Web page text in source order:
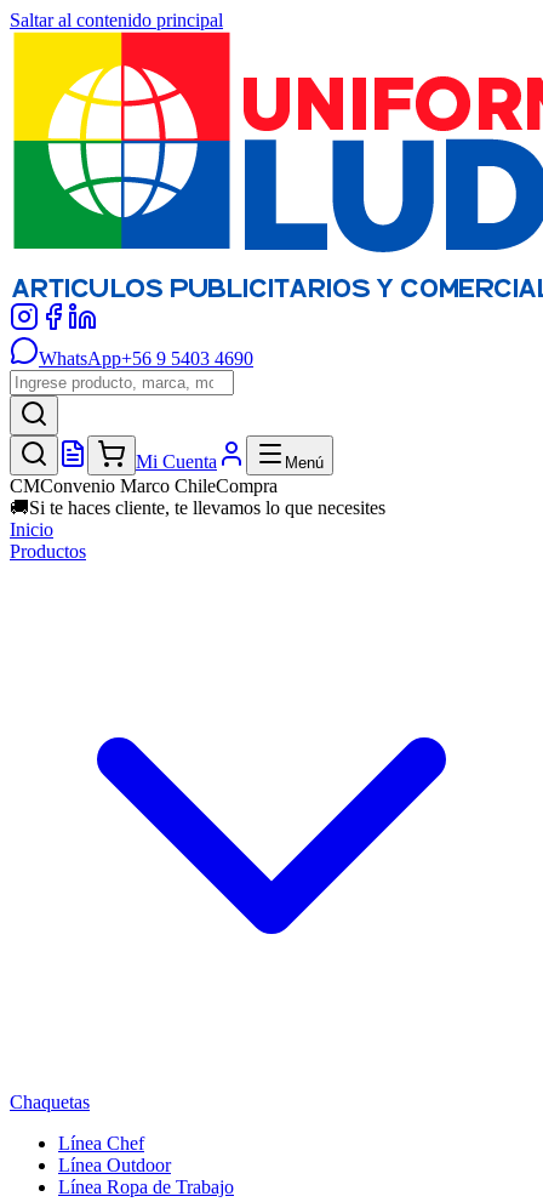
Saltar al contenido principal
WhatsApp+56 9 5403 4690
Mi Cuenta Menú
CMConvenio Marco ChileCompra
🚚Si te haces cliente, te llevamos lo que necesites
Inicio
Productos
Chaquetas
Línea Chef
Línea Outdoor
Línea Ropa de Trabajo